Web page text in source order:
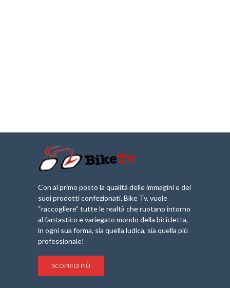
Con al primo posto la qualità delle immagini e dei
suoi prodotti confezionati, Bike Tv, vuole
“raccogliere” tutte le realtà che ruotano intorno
al fantastico e variegato mondo della bicicletta,
in ogni sua forma, sia quella ludica, sia quella più
professionale!
SCOPRI DI PIÙ